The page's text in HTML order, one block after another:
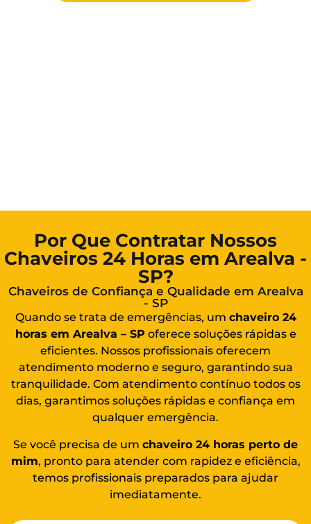
Por Que Contratar Nossos
Chaveiros 24 Horas em Arealva -
SP?
Chaveiros de Confiança e Qualidade em Arealva
- SP
Quando se trata de emergências, um chaveiro 24
horas em Arealva – SP oferece soluções rápidas e
eficientes. Nossos profissionais oferecem
atendimento moderno e seguro, garantindo sua
tranquilidade. Com atendimento contínuo todos os
dias, garantimos soluções rápidas e confiança em
qualquer emergência.
Se você precisa de um chaveiro 24 horas perto de
mim, pronto para atender com rapidez e eficiência,
temos profissionais preparados para ajudar
imediatamente.